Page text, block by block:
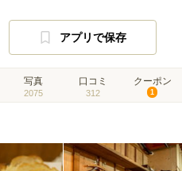
アプリで保存
写真
2075
口コミ
312
クーポン
1